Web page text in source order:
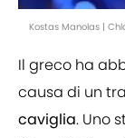
Kostas Manolas |
Il greco ha
causa di un
caviglia. Uno